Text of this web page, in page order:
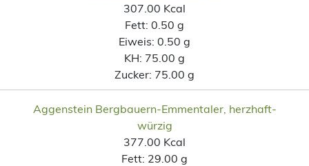
307.00 Kcal
Fett: 0.50 g
Eiweis: 0.50 g
KH: 75.00 g
Zucker: 75.00 g
Aggenstein Bergbauern-Emmentaler, herzhaft-
würzig
377.00 Kcal
Fett: 29.00 g